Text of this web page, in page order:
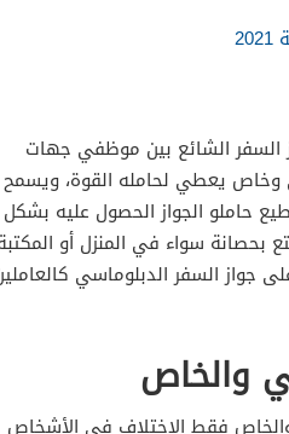
السفر الشائع بين موظفي جهات
يعطي لحامله القوة، ويسمح
حاملو الجواز الحصول عليه بشكل
بحصانة سواء في المنزل أو
السفر الدبلوماسي
والخاص
والخاص فقط الإختلاف في الأشخاص